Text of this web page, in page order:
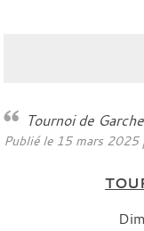
Tournoi de
Publié le 15 mars 2025